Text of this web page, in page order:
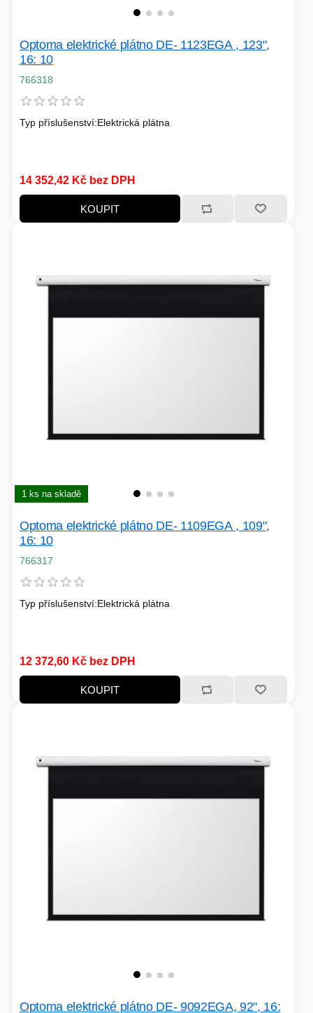
Optoma elektrické plátno DE- 1123EGA , 123",
16: 10
766318
Typ příslušenství:Elektrická plátna
14 352,42 Kč bez DPH
KOUPIT
1 ks na skladě
Optoma elektrické plátno DE- 1109EGA , 109",
16: 10
766317
Typ příslušenství:Elektrická plátna
12 372,60 Kč bez DPH
KOUPIT
Optoma elektrické plátno DE- 9092EGA, 92", 16: